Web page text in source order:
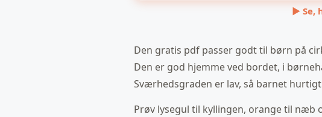
▶ Se,
Den gratis pdf passer godt til børn på
Den er god hjemme ved bordet, i
Sværhedsgraden er lav, så barnet
Prøv lysegul til kyllingen, orange til næb